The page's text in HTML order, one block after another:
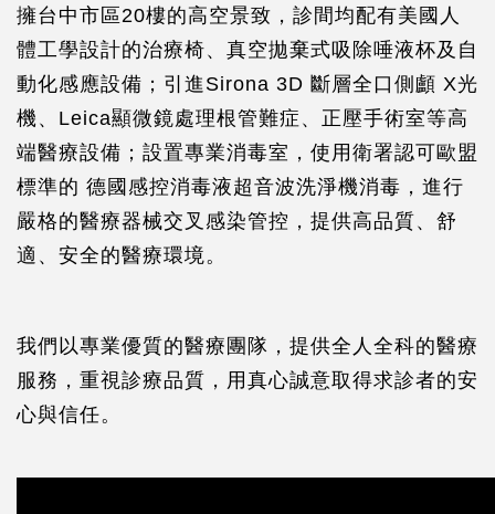
擁台中市區20樓的高空景致，診間均配有美國人
體工學設計的治療椅、真空拋棄式吸除唾液杯及自
動化感應設備；引進Sirona 3D 斷層全口側顱 X光
機、Leica顯微鏡處理根管難症、正壓手術室等高
端醫療設備；設置專業消毒室，使用衛署認可歐盟
標準的 德國感控消毒液超音波洗淨機消毒，進行
嚴格的醫療器械交叉感染管控，提供高品質、舒
適、安全的醫療環境。
我們以專業優質的醫療團隊，提供全人全科的醫療
服務，重視診療品質，用真心誠意取得求診者的安
心與信任。